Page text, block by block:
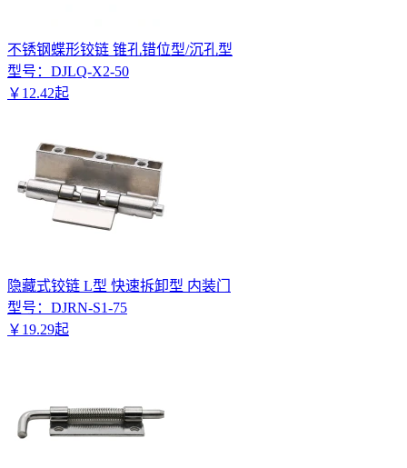
不锈钢蝶形铰链 锥孔错位型/沉孔型
型号： DJLQ-X2-50
￥ 12.42起
隐藏式铰链 L型 快速拆卸型 内装门
型号： DJRN-S1-75
￥ 19.29起